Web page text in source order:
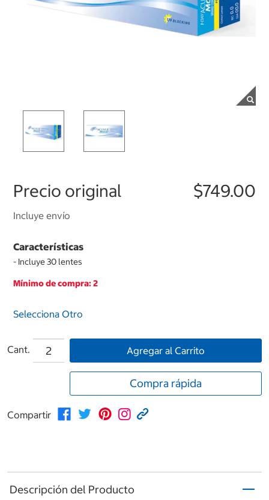
Precio original $749.00
Incluye envío
Características
- Incluye 30 lentes
Mínimo de compra: 2
Selecciona Otro
Cant. Agregar al Carrito
Compra rápida
Compartir
Descripción del Producto